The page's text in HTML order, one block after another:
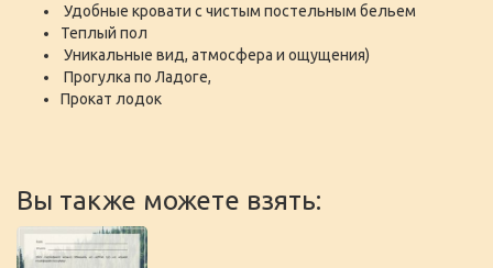
Удобные кровати с чистым постельным бельем
Теплый пол
Уникальные вид, атмосфера и ощущения)
Прогулка по Ладоге,
Прокат лодок
Вы также можете взять: